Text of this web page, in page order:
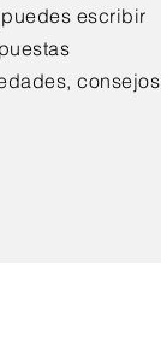
escribir
consejos